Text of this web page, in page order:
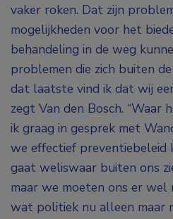
vaker roken. Dat zijn
mogelijkheden voor het
behandeling in de weg
problemen die zich buiten
dat laatste vind ik dat wij
zegt Van den Bosch. “Waar
ik graag in gesprek met
we effectief preventiebeleid
gaat weliswaar buiten ons
maar we moeten ons er wel
wat politiek nu alleen maar